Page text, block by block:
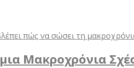
Μακροχρόνια